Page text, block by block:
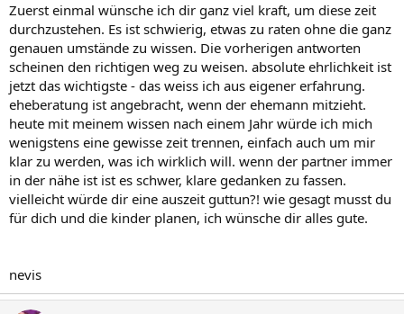
Zuerst einmal wünsche ich dir ganz viel kraft, um diese zeit
durchzustehen. Es ist schwierig, etwas zu raten ohne die ganz
genauen umstände zu wissen. Die vorherigen antworten
scheinen den richtigen weg zu weisen. absolute ehrlichkeit ist
jetzt das wichtigste - das weiss ich aus eigener erfahrung.
eheberatung ist angebracht, wenn der ehemann mitzieht.
heute mit meinem wissen nach einem Jahr würde ich mich
wenigstens eine gewisse zeit trennen, einfach auch um mir
klar zu werden, was ich wirklich will. wenn der partner immer
in der nähe ist ist es schwer, klare gedanken zu fassen.
vielleicht würde dir eine auszeit guttun?! wie gesagt musst du
für dich und die kinder planen, ich wünsche dir alles gute.
nevis